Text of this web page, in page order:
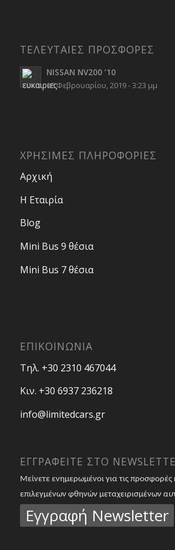
ΤΕΛΕΥΤΑΙΕΣ ΠΡΟΣΦΟΡΕΣ
NISSAN NV200 ’10
18 Φεβρουαρίου, 2019 - 3:23 μμ
ΧΡΗΣΙΜΕΣ ΠΛΗΡΟΦΟΡΙΕΣ
Αρχική
Η Εταιρία
Blog
Mini Bus 9 θέσια
Mini Bus 7 θέσια
ΕΠΙΚΟΙΝΩΝΙΑ
Τηλ. +30 2310 467044
Κιν. +30 6937 236218
info@limitedcars.gr
ΕΓΓΡΑΦΕΙΤΕ ΣΤΟ
Μείνετε ενημερωμένοι για τις προσφορές
επιλεγμένων φθηνών μεταχειρισμένων
Εγγραφή Newsletter